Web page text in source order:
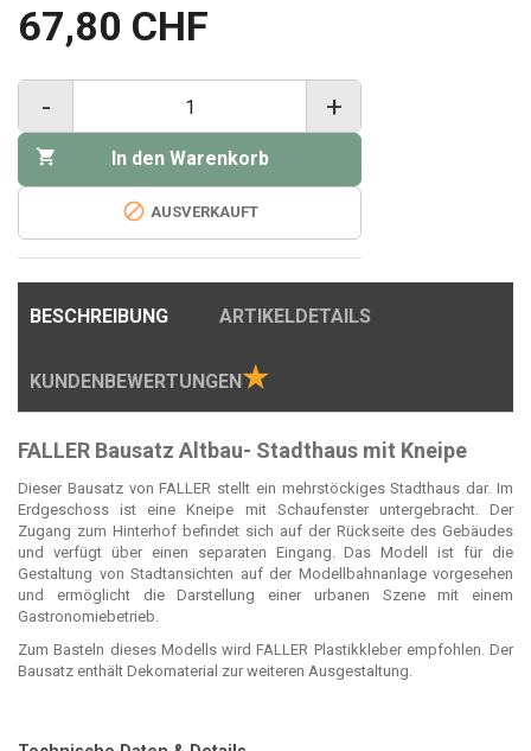
67,80 CHF
- +
 In den Warenkorb
 AUSVERKAUFT
BESCHREIBUNG ARTIKELDETAILS
KUNDENBEWERTUNGEN ★
FALLER Bausatz Altbau- Stadthaus mit Kneipe
Dieser Bausatz von FALLER stellt ein mehrstöckiges Stadthaus dar. Im
Erdgeschoss ist eine Kneipe mit Schaufenster untergebracht. Der
Zugang zum Hinterhof befindet sich auf der Rückseite des Gebäudes
und verfügt über einen separaten Eingang. Das Modell ist für die
Gestaltung von Stadtansichten auf der Modellbahnanlage vorgesehen
und ermöglicht die Darstellung einer urbanen Szene mit einem
Gastronomiebetrieb.
Zum Basteln dieses Modells wird FALLER Plastikkleber empfohlen. Der
Bausatz enthält Dekomaterial zur weiteren Ausgestaltung.